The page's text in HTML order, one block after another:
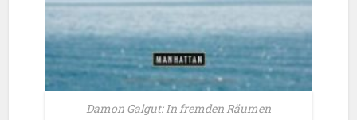
Damon Galgut: In fremden Räumen